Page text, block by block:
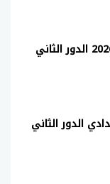
نتيجة الشهادة الإعدادية 2026 الدور الثاني
الدور الثاني